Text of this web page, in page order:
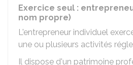
Exercice seul :
nom propre)
L'entrepreneur individuel
une ou plusieurs activités
Il dispose d'un patrimoine